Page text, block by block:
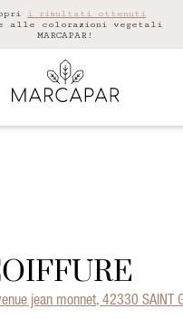
i risultati ottenuti
alle colorazioni vegetali
MARCAPAR!
jean monnet, 42330 SAINT